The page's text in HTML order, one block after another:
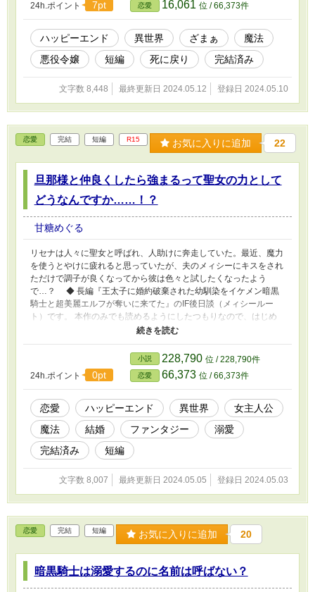
24h.ポイント
7pt 恋愛 16,061 位 / 66,373件
ハッピーエンド 異世界 ざまぁ
魔法
悪役令嬢
短編 死に戻り 完結済み
文字数 8,448 最終更新日 2024.05.12 登録日 2024.05.10
恋愛 完結 短編 R15 お気に入りに追加 22
旦那様と仲良くしたら強まるって聖女の力として
どうなんですか……！？
甘糖めぐる
リセナは人々に聖女と呼ばれ、人助けに奔走していた。最近、魔力
を使うとやけに疲れると思っていたが、夫のメィシーにキスをされ
ただけで調子が良くなってから彼は色々と試したくなったよう
で…？ ◆ 長編『王太子に婚約破棄された幼馴染をイケメン暗黒
騎士と超美麗エルフが奪いに来てた』のIF後日談（メィシールー
ト）です。 本作のみでも読めるようにしたつもりなので、はじめ
ましての方もご覧いただけますと幸いです！ ※小説家になろうに
24h.ポイント 0pt
小説 228,790 位 / 228,790件
恋愛 66,373 位 / 66,373件
恋愛 ハッピーエンド 異世界
女主人公
魔法
結婚 ファンタジー
溺愛
完結済み
短編
文字数 8,007 最終更新日 2024.05.05 登録日 2024.05.03
恋愛 完結 短編 お気に入りに追加 20
暗黒騎士は溺愛するのに名前は呼ばない？